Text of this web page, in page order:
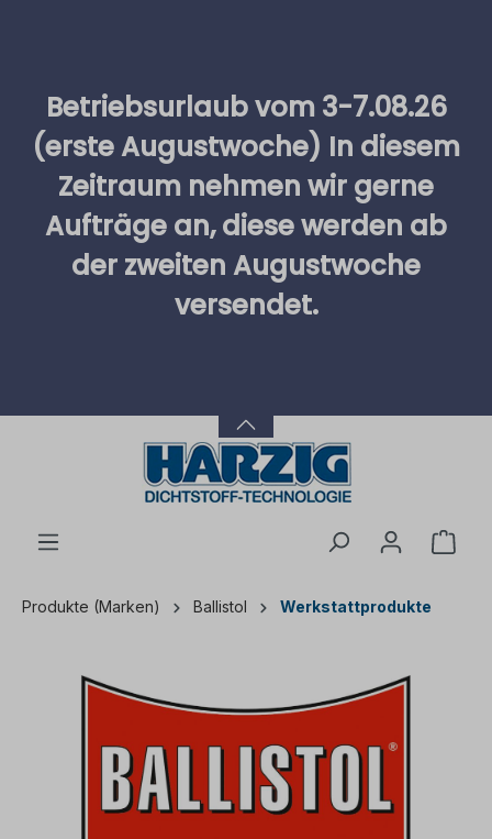
Betriebsurlaub vom 3-7.08.26
(erste Augustwoche) In diesem
Zeitraum nehmen wir gerne
Aufträge an, diese werden ab
der zweiten Augustwoche
versendet.
Produkte (Marken) Ballistol Werkstattprodukte